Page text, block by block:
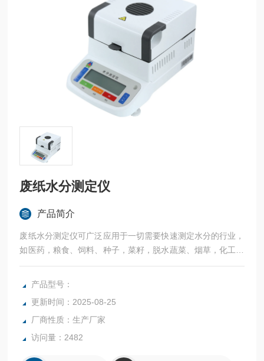
废纸水分测定仪
产品简介
废纸水分测定仪可广泛应用于一切需要快速测定水分的行业，
如医药，粮食、饲料、种子，菜籽，脱水蔬菜、烟草，化工，
茶叶，食品、肉类以及纺织，农林、造纸、橡胶、塑胶、纺织
等行业中的实验室与生产过程中。同时满足固体、颗粒、粉
限公司始终立志于为用户提供多用途，多性能的高质量产品，
为您打造快速，准确，物超所值的水分测定仪**。
产品型号：
更新时间：2025-08-25
厂商性质：生产厂家
访问量：2482